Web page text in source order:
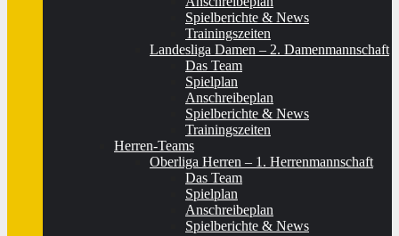
Spielberichte & News
Trainingszeiten
Landesliga Damen – 2. Damenmannschaft
Das Team
Spielplan
Anschreibeplan
Spielberichte & News
Trainingszeiten
Herren-Teams
Oberliga Herren – 1. Herrenmannschaft
Das Team
Spielplan
Anschreibeplan
Spielberichte & News